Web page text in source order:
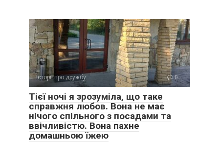
Історії про дружбу 0
Тієї ночі я зрозуміла, що таке
справжня любов. Вона не має
нічого спільного з посадами та
ввічливістю. Вона пахне
домашньою їжею